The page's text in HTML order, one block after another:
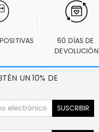
60 DÍAS DE
DEVOLUCIÓN
UN 10% DE
SUSCRIBIR